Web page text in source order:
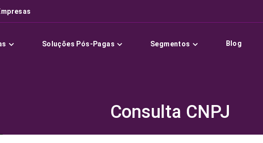
Soluções Pós-Pagas Segmentos Blog
Consulta CNPJ